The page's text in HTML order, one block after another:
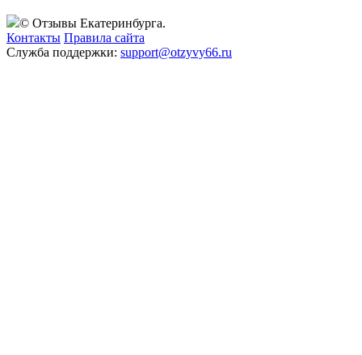
© Отзывы Екатеринбурга.
Контакты Правила сайта
Служба поддержки: support@otzyvy66.ru